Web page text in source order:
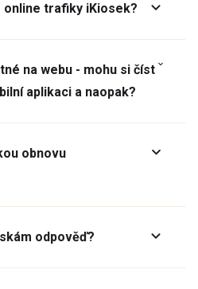
trafiky iKiosek?
na webu - mohu si číst
aplikaci a naopak?
obnovu
odpověď?